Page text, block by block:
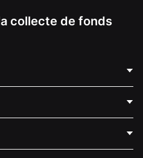
collecte de fonds